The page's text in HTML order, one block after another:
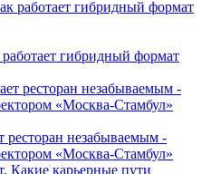
гибридный формат
ресторан незабываемым -
«Москва-Стамбул»